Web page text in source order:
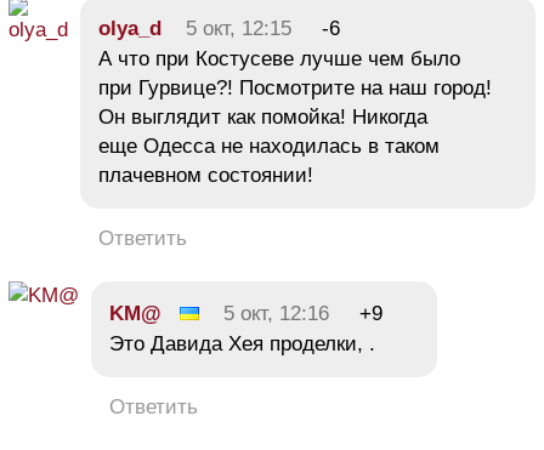
olya_d 5 окт, 12:15
-6
А что при Костусеве лучше чем было
при Гурвице?! Посмотрите на наш город!
Он выглядит как помойка! Никогда
еще Одесса не находилась в таком
плачевном состоянии!
Ответить
KM@ 5 окт, 12:16
+9
Это Давида Хея проделки, .
Ответить